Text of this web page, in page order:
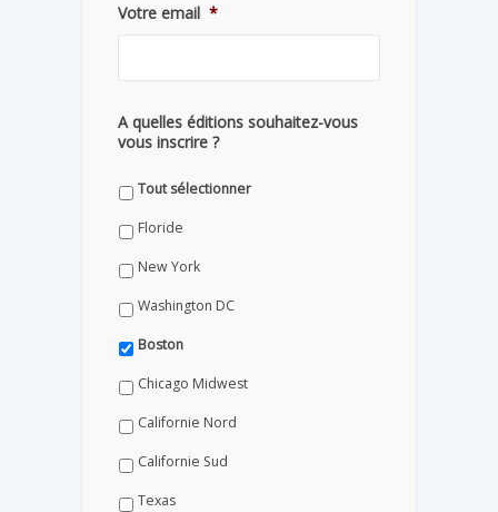
Votre email *
A quelles éditions souhaitez-vous
vous inscrire ?
Tout sélectionner
Floride
New York
Washington DC
Boston
Chicago Midwest
Californie Nord
Californie Sud
Texas